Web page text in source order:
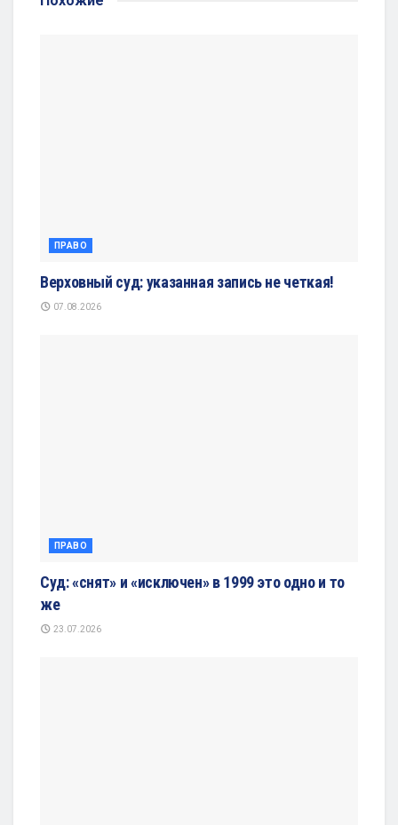
ПРАВО
Верховный суд: указанная запись не четкая!
07.08.2026
ПРАВО
Суд: «снят» и «исключен» в 1999 это одно и то
же
23.07.2026